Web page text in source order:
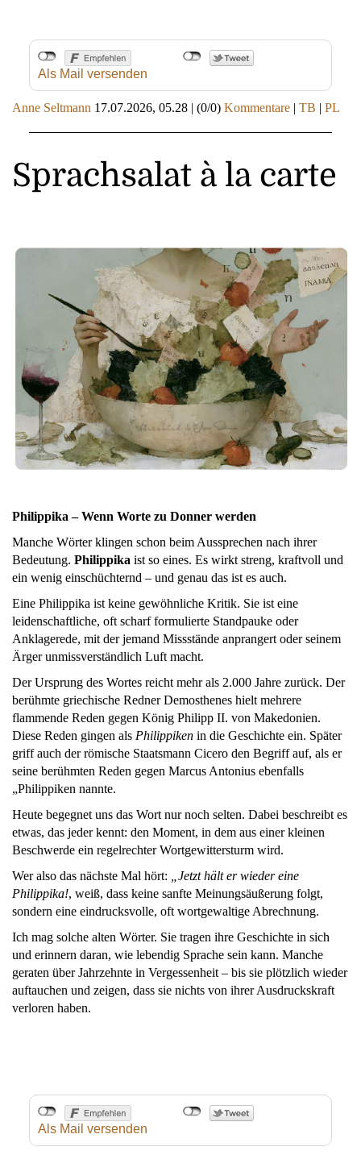
Als Mail versenden
Anne Seltmann 17.07.2026, 05.28 (0/0) Kommentare TB PL
Sprachsalat à la carte
Philippika – Wenn Worte zu Donner werden
Manche Wörter klingen schon beim Aussprechen nach ihrer
Bedeutung. Philippika ist so eines. Es wirkt streng, kraftvoll und
ein wenig einschüchternd – und genau das ist es auch.
Eine Philippika ist keine gewöhnliche Kritik. Sie ist eine
leidenschaftliche, oft scharf formulierte Standpauke oder
Anklagerede, mit der jemand Missstände anprangert oder seinem
Ärger unmissverständlich Luft macht.
Der Ursprung des Wortes reicht mehr als 2.000 Jahre zurück. Der
berühmte griechische Redner Demosthenes hielt mehrere
flammende Reden gegen König Philipp II. von Makedonien.
Diese Reden gingen als Philippiken in die Geschichte ein. Später
griff auch der römische Staatsmann Cicero den Begriff auf, als er
seine berühmten Reden gegen Marcus Antonius ebenfalls
„Philippiken nannte.
Heute begegnet uns das Wort nur noch selten. Dabei beschreibt es
etwas, das jeder kennt: den Moment, in dem aus einer kleinen
Beschwerde ein regelrechter Wortgewittersturm wird.
Wer also das nächste Mal hört:
„Jetzt hält er wieder eine
Philippika!, weiß, dass keine sanfte Meinungsäußerung folgt,
sondern eine eindrucksvolle, oft wortgewaltige Abrechnung.
Ich mag solche alten Wörter. Sie tragen ihre Geschichte in sich
und erinnern daran, wie lebendig Sprache sein kann. Manche
geraten über Jahrzehnte in Vergessenheit – bis sie plötzlich wieder
auftauchen und zeigen, dass sie nichts von ihrer Ausdruckskraft
verloren haben.
Als Mail versenden